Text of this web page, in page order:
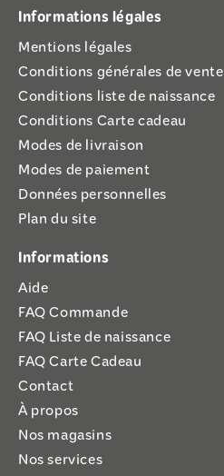
Informations légales
Mentions légales
Conditions générales de vente
Conditions liste de naissance
Conditions Carte cadeau
Modes de livraison
Modes de paiement
Données personnelles
Plan du site
Informations
Aide
FAQ Commande
FAQ Liste de naissance
FAQ Carte Cadeau
Contact
À propos
Nos magasins
Nos services